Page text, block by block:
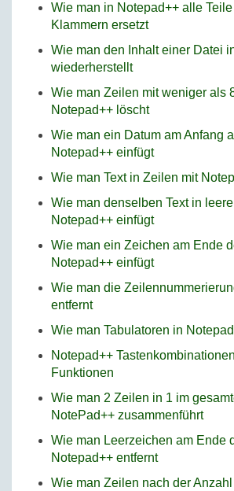
Wie man in Notepad++ alle
Klammern ersetzt
Wie man den Inhalt einer Datei
wiederherstellt
Wie man Zeilen mit weniger als
Notepad++ löscht
Wie man ein Datum am Anfang
Notepad++ einfügt
Wie man Text in Zeilen mit
Wie man denselben Text in
Notepad++ einfügt
Wie man ein Zeichen am Ende
Notepad++ einfügt
Wie man die
entfernt
Wie man Tabulatoren in
Notepad++
Funktionen
Wie man 2 Zeilen in 1 im
NotePad++ zusammenführt
Wie man Leerzeichen am Ende
Notepad++ entfernt
Wie man Zeilen nach der